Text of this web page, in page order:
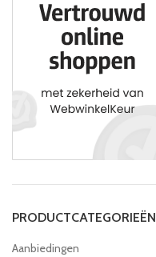
PRODUCTCATEGORIEËN
Aanbiedingen